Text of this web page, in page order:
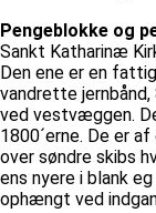
Pengeblokke og
Sankt Katharinæ
Den ene er en
vandrette
ved vestvæggen.
1800´erne. De er
over søndre skibs
ens nyere i blank
ophængt ved